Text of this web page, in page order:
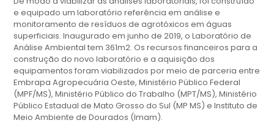
e equipado um laboratório referência em análise e
monitoramento de resíduos de agrotóxicos em águas
superficiais. Inaugurado em junho de 2019, o Laboratório de
Análise Ambiental tem 361m2. Os recursos financeiros para a
construção do novo laboratório e a aquisição dos
equipamentos foram viabilizados por meio de parceria entre
Embrapa Agropecuária Oeste, Ministério Público Federal
(MPF/MS), Ministério Público do Trabalho (MPT/MS), Ministério
Público Estadual de Mato Grosso do Sul (MP MS) e Instituto de
Meio Ambiente de Dourados (Imam).